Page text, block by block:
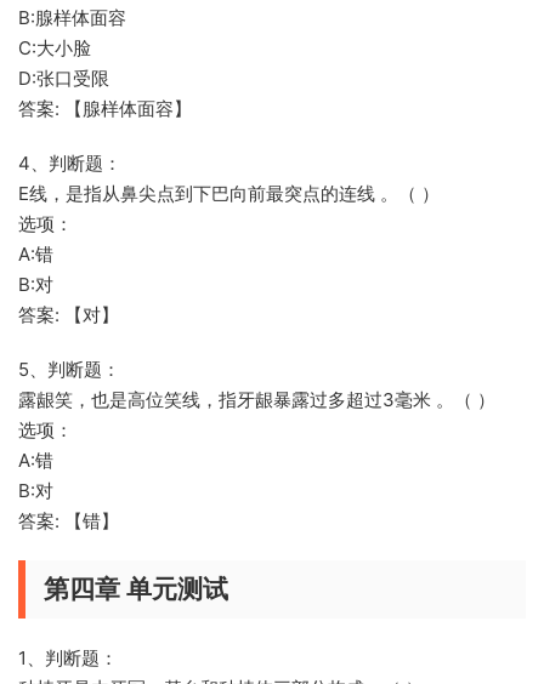
B:腺样体面容
C:大小脸
D:张口受限
答案: 【腺样体面容】
4、判断题：
E线，是指从鼻尖点到下巴向前最突点的连线 。（ ）
选项：
A:错
B:对
答案: 【对】
5、判断题：
露龈笑，也是高位笑线，指牙龈暴露过多超过3毫米 。（ ）
选项：
A:错
B:对
答案: 【错】
第四章 单元测试
1、判断题：